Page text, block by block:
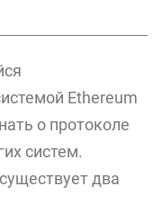
Ethereum
о протоколе
систем.
два